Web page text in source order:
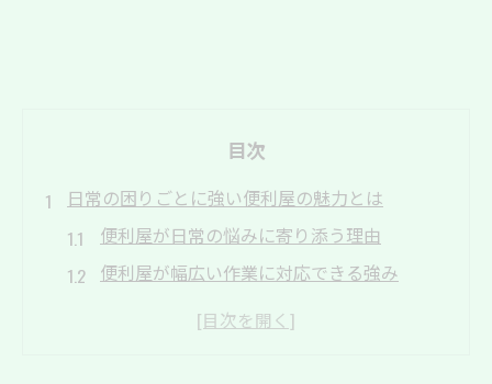
目次
日常の困りごとに強い便利屋の魅力とは
便利屋が日常の悩みに寄り添う理由
便利屋が幅広い作業に対応できる強み
便利屋ならではの柔軟なサポート体制